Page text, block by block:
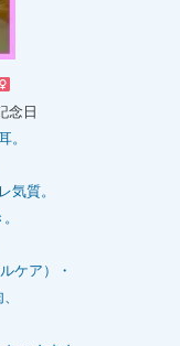
念日
。
気質。
ケア）・